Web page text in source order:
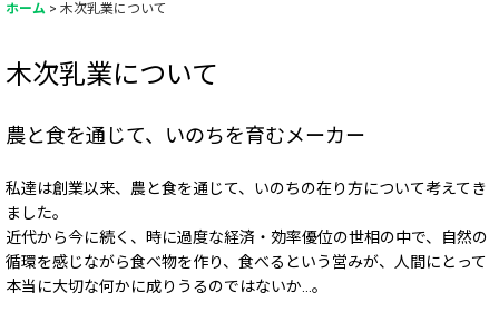
ホーム > 木次乳業について
木次乳業について
農と食を通じて、いのちを育むメーカー
私達は創業以来、農と食を通じて、いのちの在り方について考えてき
ました。
近代から今に続く、時に過度な経済・効率優位の世相の中で、自然の
循環を感じながら食べ物を作り、食べるという営みが、人間にとって
本当に大切な何かに成りうるのではないか…。